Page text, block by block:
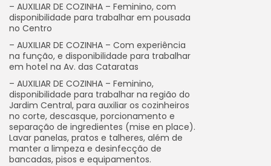
– AUXILIAR DE COZINHA – Feminino, com
disponibilidade para trabalhar em pousada
no Centro
– AUXILIAR DE COZINHA – Com experiência
na função, e disponibilidade para trabalhar
em hotel na Av. das Cataratas
– AUXILIAR DE COZINHA – Feminino,
disponibilidade para trabalhar na região do
Jardim Central, para auxiliar os cozinheiros
no corte, descasque, porcionamento e
separação de ingredientes (mise en place).
Lavar panelas, pratos e talheres, além de
manter a limpeza e desinfecção de
bancadas, pisos e equipamentos.